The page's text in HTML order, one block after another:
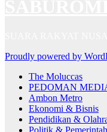
Proudly powered by
The Moluccas
PEDOMAN
Ambon Metro
Ekonomi & Bisnis
Pendidikan &
Politik &